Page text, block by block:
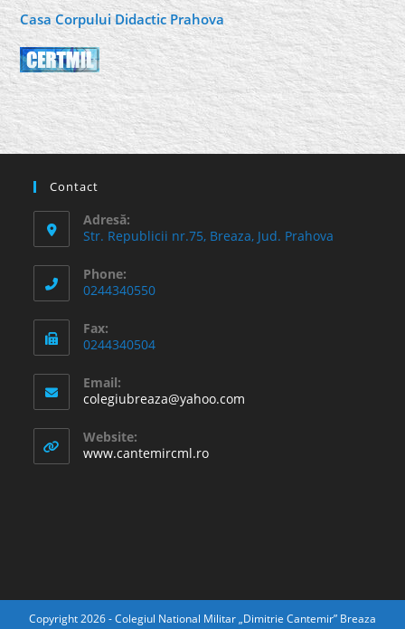
Casa Corpului Didactic Prahova
Contact
Adresă:
Str. Republicii nr.75, Breaza, Jud. Prahova
Phone:
0244340550
Fax:
0244340504
Email:
colegiubreaza@yahoo.com
Website:
www.cantemircml.ro
Copyright 2026 - Colegiul National Militar „Dimitrie Cantemir” Breaza